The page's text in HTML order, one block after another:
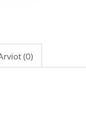
(0)